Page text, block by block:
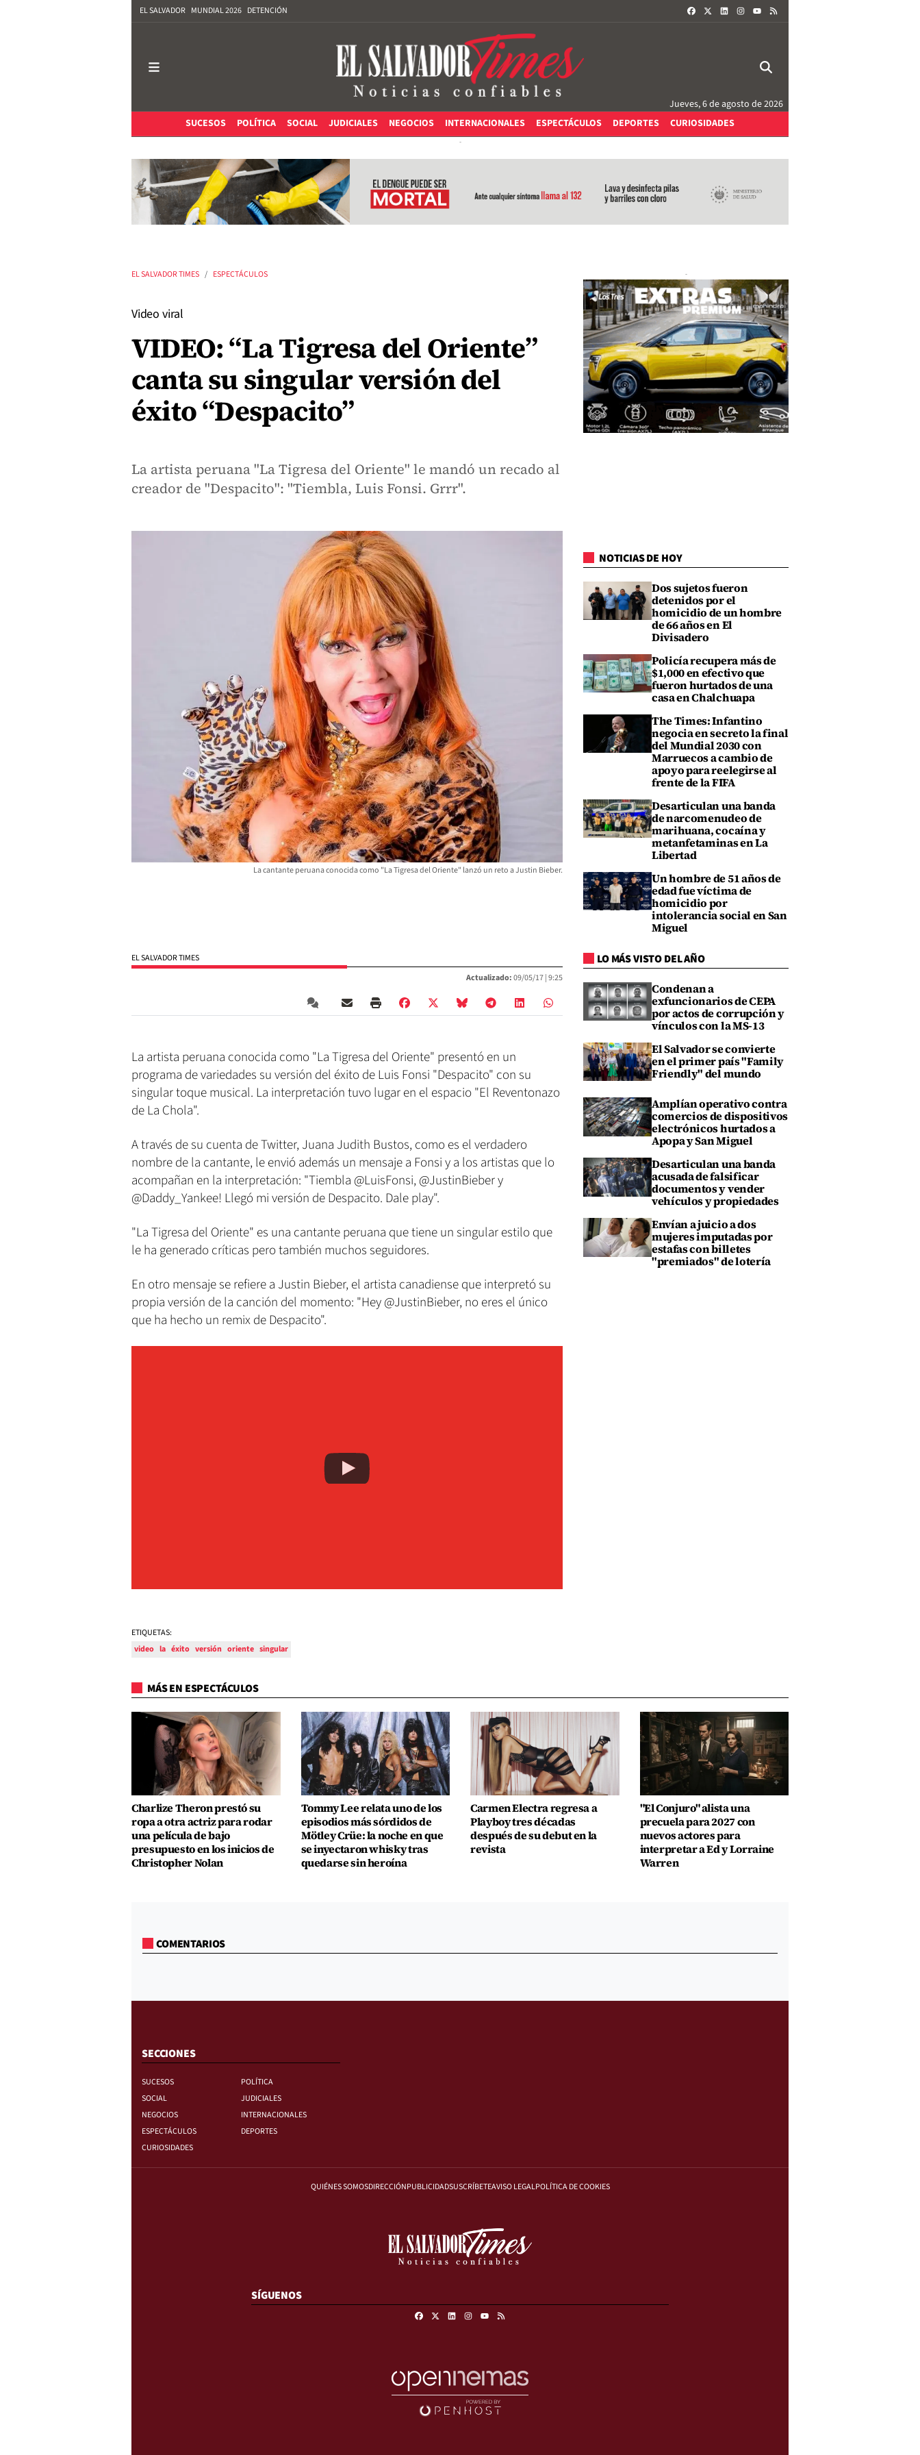
EL SALVADOR MUNDIAL 2026 DETENCIÓN FACEBOOKLINKEDININSTAGRAM
Jueves, 6 de agosto de 2026
SUCESOS
POLÍTICA SOCIAL JUDICIALES NEGOCIOS INTERNACIONALES ESPECTÁCULOS DEPORTES CURIOSIDADES
EL SALVADOR TIMES ESPECTÁCULOS
Video viral
VIDEO: “La Tigresa del Oriente”
canta su singular versión del
éxito “Despacito”
La artista peruana "La Tigresa del Oriente" le mandó un recado al
creador de "Despacito": "Tiembla, Luis Fonsi. Grrr".
La cantante peruana conocida como "La Tigresa del Oriente" lanzó un reto a Justin Bieber.
EL SALVADOR TIMES
Actualizado:09/05/17 |9:25
La artista peruana conocida como "La Tigresa del Oriente" presentó en un
programa de variedades su versión del éxito de Luis Fonsi "Despacito" con su
singular toque musical. La interpretación tuvo lugar en el espacio "El Reventonazo
de La Chola".
A través de su cuenta de Twitter, Juana Judith Bustos, como es el verdadero
nombre de la cantante, le envió además un mensaje a Fonsi y a los artistas que lo
acompañan en la interpretación: "Tiembla @LuisFonsi, @JustinBieber y
@Daddy_Yankee! Llegó mi versión de Despacito. Dale play".
"La Tigresa del Oriente" es una cantante peruana que tiene un singular estilo que
le ha generado críticas pero también muchos seguidores.
En otro mensaje se refiere a Justin Bieber, el artista canadiense que interpretó su
propia versión de la canción del momento: "Hey @JustinBieber, no eres el único
que ha hecho un remix de Despacito".
ETIQUETAS:
video la éxito versión oriente singular
NOTICIAS DE HOY
Dos sujetos fueron
detenidos por el
homicidio de un hombre
de 66 años en El
Divisadero
Policía recupera más de
$1,000 en efectivo que
fueron hurtados de una
casa en Chalchuapa
The Times: Infantino
negocia en secreto la final
del Mundial 2030 con
Marruecos a cambio de
apoyo para reelegirse al
frente de la FIFA
Desarticulan una banda
de narcomenudeo de
marihuana, cocaína y
metanfetaminas en La
Libertad
Un hombre de 51 años de
edad fue víctima de
homicidio por
intolerancia social en San
Miguel
LO MÁS VISTO DEL AÑO
Condenan a
exfuncionarios de CEPA
por actos de corrupción y
vínculos con la MS-13
El Salvador se convierte
en el primer país "Family
Friendly" del mundo
Amplían operativo contra
comercios de dispositivos
electrónicos hurtados a
Apopa y San Miguel
Desarticulan una banda
acusada de falsificar
documentos y vender
vehículos y propiedades
Envían a juicio a dos
mujeres imputadas por
estafas con billetes
"premiados" de lotería
MÁS EN ESPECTÁCULOS
Charlize Theron prestó su
ropa a otra actriz para rodar
una película de bajo
presupuesto en los inicios de
Christopher Nolan
Tommy Lee relata uno de los
episodios más sórdidos de
Mötley Crüe: la noche en que
se inyectaron whisky tras
quedarse sin heroína
Carmen Electra regresa a
Playboy tres décadas
después de su debut en la
revista
"El Conjuro" alista una
precuela para 2027 con
nuevos actores para
interpretar a Ed y Lorraine
Warren
COMENTARIOS
SECCIONES
SUCESOS
POLÍTICA
SOCIAL
JUDICIALES
NEGOCIOS
INTERNACIONALES
ESPECTÁCULOS
DEPORTES
CURIOSIDADES
QUIÉNES SOMOSDIRECCIÓNPUBLICIDADSUSCRÍBETEAVISO LEGALPOLÍTICA DE COOKIES
SÍGUENOS
FacebookLinkedinInstagram